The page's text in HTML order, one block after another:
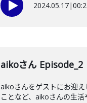
2024.05.17|
aikoさん Episode_2
aikoさんをゲストにお迎
ことなど、aikoさんの生活